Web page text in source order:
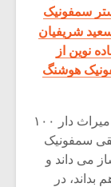
سمفونیک
شریفیان
نوین از
هوشنگ
چطور این سرمایه های غنی موسیقایی که میراث دار ۱۰۰
سمفونیک
می داند و
بداند، در